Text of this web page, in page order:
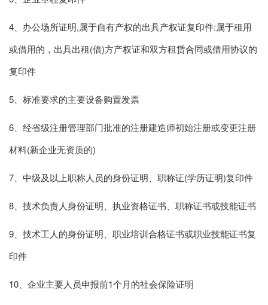
4、办公场所证明,属于自有产权的出具产权证复印件:属于租用
或借用的，出具出租(借)方产权证和双方租赁合同或借用协议的
复印件
5、标准要求的主要设备购置发票
6、经省级注册管理部门批准的注册建造师初始注册或变更注册
材料(新企业无资质的)
7、中级及以上职称人员的身份证明、职称证(学历证明)复印件
8、技术负责人身份证明、执业资格证书、职称证书或技能证书
9、技术工人的身份证明、职业培训合格证书或职业技能证书复
印件
10、企业主要人员申报前1个月的社会保险证明